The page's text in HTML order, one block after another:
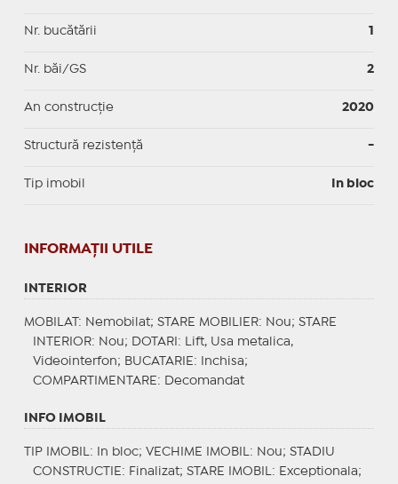
Nr. bucătării 1
Nr. băi/GS 2
An construcție 2020
Structură rezistență -
Tip imobil In bloc
INFORMAŢII UTILE
INTERIOR
MOBILAT : Nemobilat; STARE MOBILIER: Nou; STARE
INTERIOR: Nou; DOTARI : Lift, Usa metalica,
Videointerfon; BUCATARIE : Inchisa;
COMPARTIMENTARE : Decomandat
INFO IMOBIL
TIP IMOBIL : In bloc; VECHIME IMOBIL : Nou; STADIU
CONSTRUCTIE : Finalizat; STARE IMOBIL : Exceptionala;